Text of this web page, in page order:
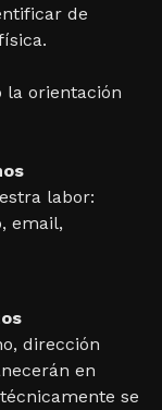
de
la orientación
labor:
email,
dirección
en
se